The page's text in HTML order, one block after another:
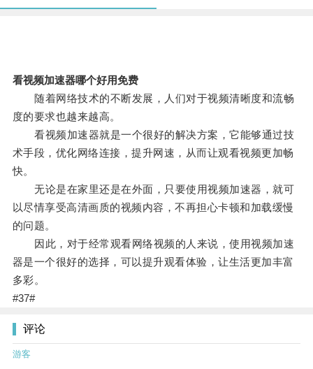
看视频加速器哪个好用免费
随着网络技术的不断发展，人们对于视频清晰度和流畅
度的要求也越来越高。
看视频加速器就是一个很好的解决方案，它能够通过技
术手段，优化网络连接，提升网速，从而让观看视频更加畅
快。
无论是在家里还是在外面，只要使用视频加速器，就可
以尽情享受高清画质的视频内容，不再担心卡顿和加载缓慢
的问题。
因此，对于经常观看网络视频的人来说，使用视频加速
器是一个很好的选择，可以提升观看体验，让生活更加丰富
多彩。
#37#
评论
游客